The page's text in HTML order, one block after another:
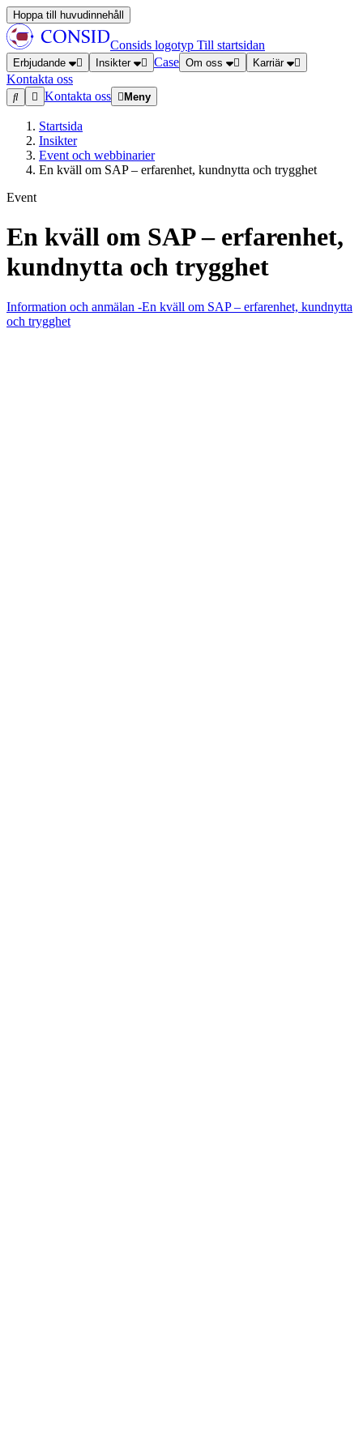
Hoppa till huvudinnehåll
Consids logotyp Till startsidan
Erbjudande Insikter Case Om oss Karriär
Kontakta oss
Kontakta oss
Meny
Startsida
Insikter
Event och webbinarier
En kväll om SAP – erfarenhet, kundnytta och trygghet
Event
En kväll om SAP – erfarenhet,
kundnytta och trygghet
Information och anmälan -En kväll om SAP – erfarenhet, kundnytta
och trygghet